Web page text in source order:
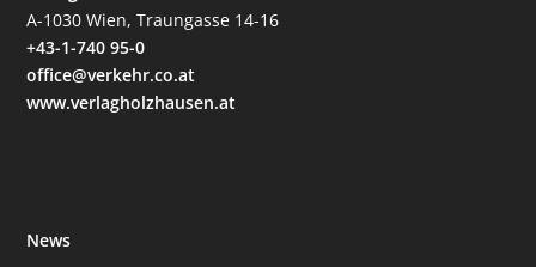
A-1030 Wien, Traungasse 14-16
+43-1-740 95-0
office@verkehr.co.at
www.verlagholzhausen.at
News